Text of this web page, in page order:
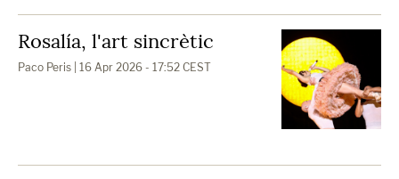
Rosalía, l'art sincrètic
Paco Peris | 16 Apr 2026 - 17:52 CEST